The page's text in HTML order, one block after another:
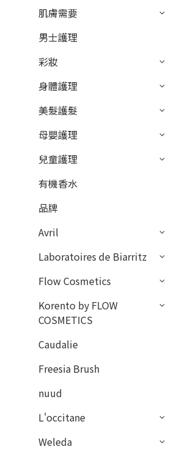
肌膚需要
男士護理
彩妝
身體護理
美髮護髮
母嬰護理
兒童護理
有機香水
品牌
Avril
Laboratoires de Biarritz
Flow Cosmetics
Korento by FLOW
COSMETICS
Caudalie
Freesia Brush
nuud
L'occitane
Weleda